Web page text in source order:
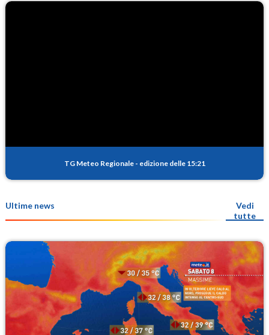
TG Meteo Regionale - edizione delle 15:21
Ultime news
Vedi
tutte